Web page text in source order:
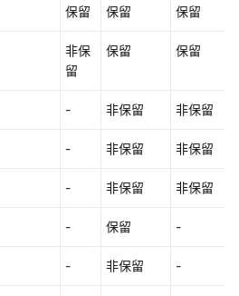
保留 保留 保留
非保
留
保留 保留
- 非保留 非保留
- 非保留 非保留
- 非保留 非保留
- 保留 -
- 非保留 -